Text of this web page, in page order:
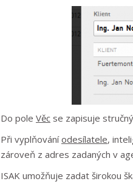
Do pole Věc se zapisuje
Při vyplňováníodesílatele,
zároveň z adres zadaných v
ISAK umožňuje zadat širokou